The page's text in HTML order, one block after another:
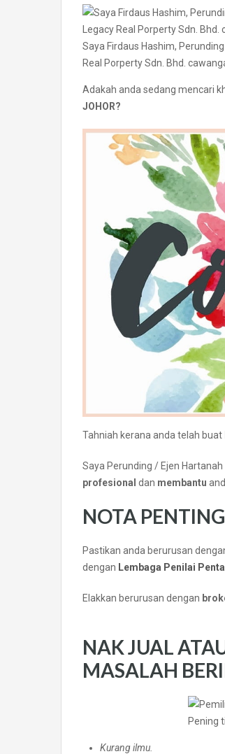
Saya Firdaus Hashim,
Real Porperty Sdn. Bhd.
Adakah anda sedang mencari
JOHOR?
Tahniah kerana anda telah buat
Saya Perunding / Ejen
profesional dan membantu
NOTA
Pastikan anda berurusan
dengan Lembaga Penilai
Elakkan berurusan dengan
NAK JUAL
MASALAH
Pening
Kurang ilmu.